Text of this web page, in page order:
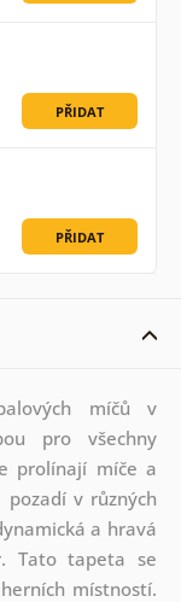
PŘIDAT
PŘIDAT
míčů v
pro všechny
prolínají míče a
pozadí v různých
a hravá
Tato tapeta se
místností.